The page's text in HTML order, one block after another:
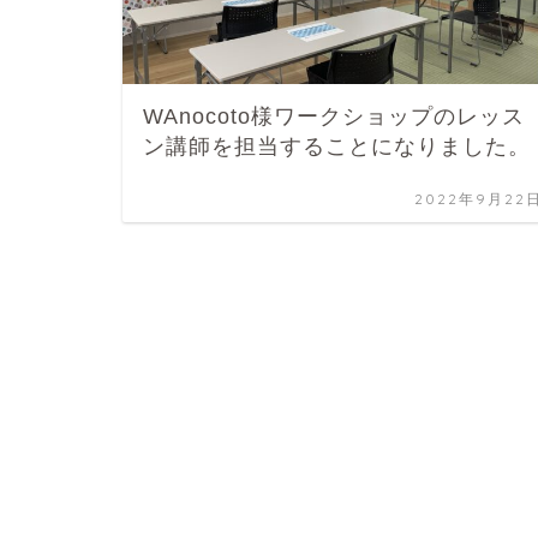
WAnocoto様ワークショップのレッス
ン講師を担当することになりました。
2022年9月22